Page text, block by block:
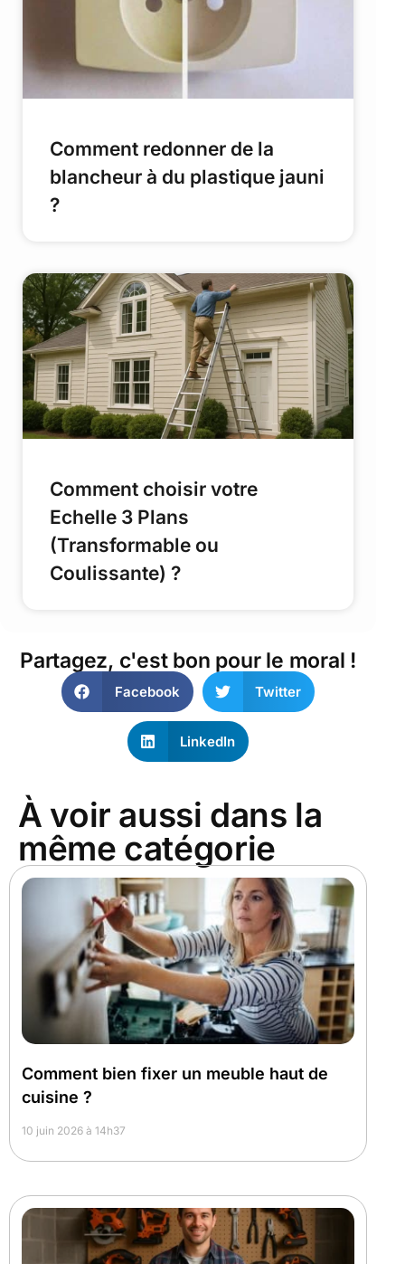
Comment redonner de la
blancheur à du plastique jauni
?
Comment choisir votre
Echelle 3 Plans
(Transformable ou
Coulissante) ?
Partagez, c'est bon pour le moral !
Facebook Twitter
LinkedIn
À voir aussi dans la
même catégorie
Comment bien fixer un meuble haut de
cuisine ?
10 juin 2026 à 14h37